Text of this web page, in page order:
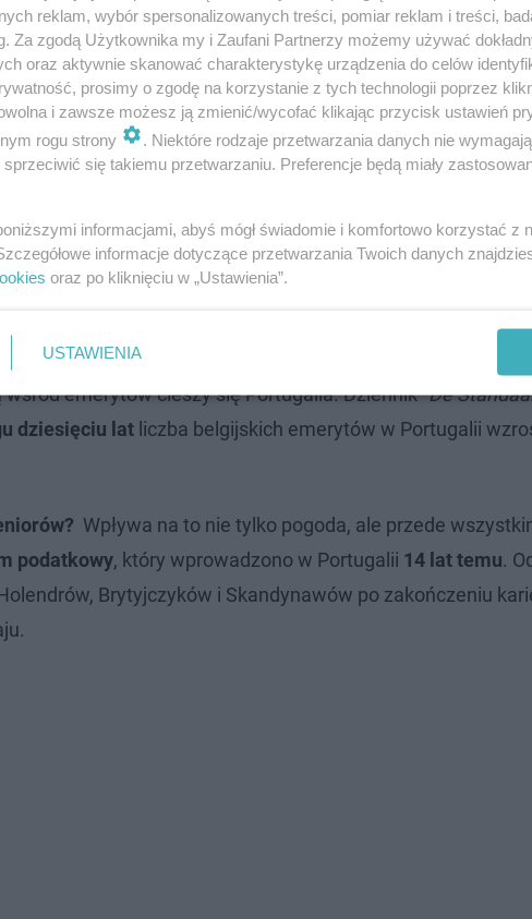
"Raj dla emerytów"
emerytów cieszy się Portugalia. Dziennik"De
dziesięciu lat liczba belgijskich emerytów w Portugalii
Wpływa na to nie tylko pogoda, ale przede
podatkowy, który wprowadzono w Portugalii 14 lat temu.
Brytyjczyków i Skandynawów po zakończeniu
reklam, wybór spersonalizowanych treści, pomiar reklam i treści,
Za zgodą Użytkownika my i Zaufani Partnerzy możemy używać
oraz aktywnie skanować charakterystykę urządzenia do celów
prosimy o zgodę na korzystanie z tych technologii poprzez
i zawsze możesz ją zmienić/wycofać klikając przycisk ustawień
rogu strony
. Niektóre rodzaje przetwarzania danych nie
się takiemu przetwarzaniu. Preferencje będą miały
informacjami, abyś mógł świadomie i komfortowo korzystać z
informacje dotyczące przetwarzania Twoich danych
oraz po kliknięciu w „Ustawienia”.
USTAWIENIA